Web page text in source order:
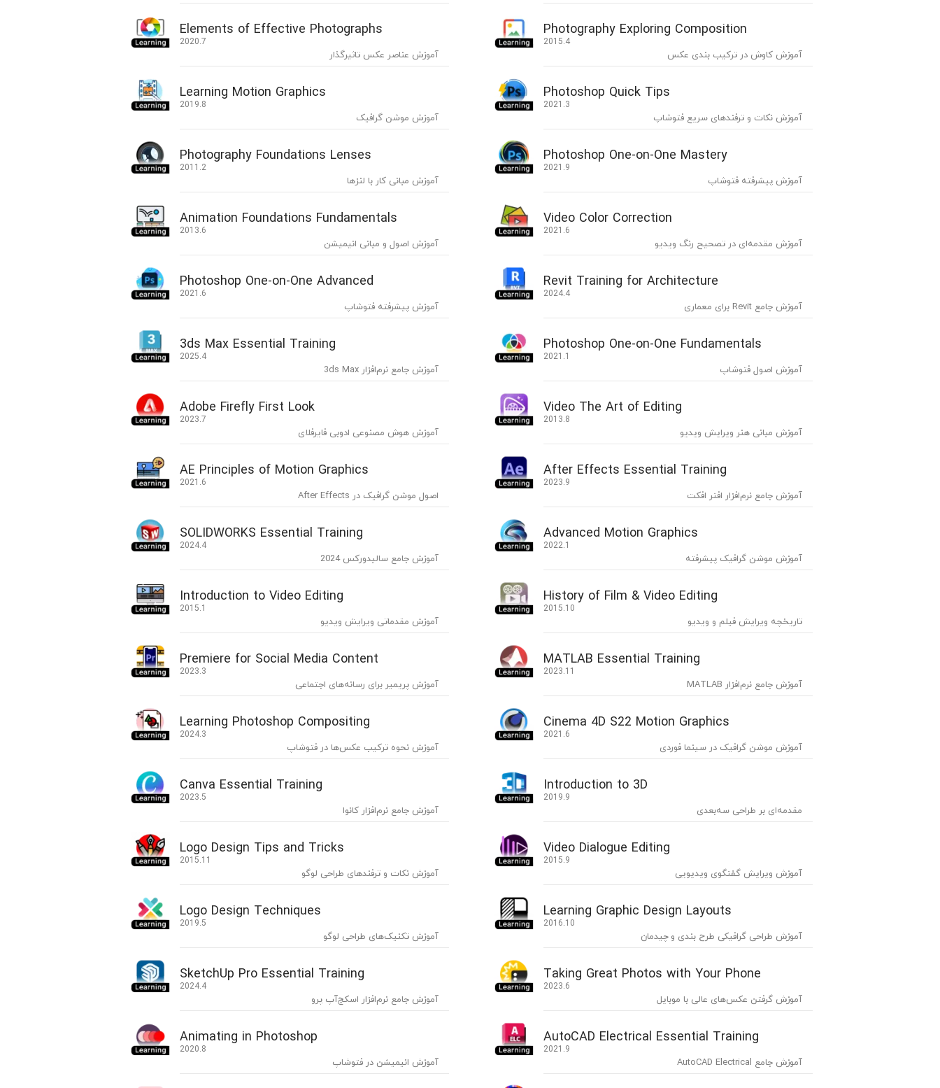
Elements of Effective Photographs
2020.7
آموزش عناصر عکس تاثیرگذار
Photography Exploring Composition
2015.4
آموزش کاوش در ترکیب بندی عکس
Learning Motion Graphics
2019.8
آموزش موشن گرافیک
Photoshop Quick Tips
2021.3
آموزش نکات و ترفندهای سریع فتوشاپ
Photography Foundations Lenses
2011.2
آموزش مبانی کار با لنزها
Photoshop One-on-One Mastery
2021.9
آموزش پیشرفته فتوشاپ
Animation Foundations Fundamentals
2013.6
آموزش اصول و مبانی انیمیشن
Video Color Correction
2021.6
آموزش مقدمه‌ای در تصحیح رنگ ویدیو
Photoshop One-on-One Advanced
2021.6
آموزش پیشرفته فتوشاپ
Revit Training for Architecture
2024.4
آموزش جامع Revit برای معماری
3ds Max Essential Training
2025.4
آموزش جامع نرم‌افزار 3ds Max
Photoshop One-on-One Fundamentals
2021.1
آموزش اصول فتوشاپ
Adobe Firefly First Look
2023.7
آموزش هوش مصنوعی ادوبی فایرفلای
Video The Art of Editing
2013.8
آموزش مبانی هنر ویرایش ویدیو
AE Principles of Motion Graphics
2021.6
اصول موشن گرافیک در After Effects
After Effects Essential Training
2023.9
آموزش جامع نرم‌افزار افتر افکت
SOLIDWORKS Essential Training
2024.4
آموزش جامع سالیدورکس 2024
Advanced Motion Graphics
2022.1
آموزش موشن گرافیک پیشرفته
Introduction to Video Editing
2015.1
آموزش مقدماتی ویرایش ویدیو
History of Film & Video Editing
2015.10
تاریخچه ویرایش فیلم و ویدیو
Premiere for Social Media Content
2023.3
آموزش پریمیر برای رسانه‌های اجتماعی
MATLAB Essential Training
2023.11
آموزش جامع نرم‌افزار MATLAB
Learning Photoshop Compositing
2024.3
آموزش نحوه ترکیب عکس‌ها در فتوشاپ
Cinema 4D S22 Motion Graphics
2021.6
آموزش موشن گرافیک در سینما فوردی
Canva Essential Training
2023.5
آموزش جامع نرم‌افزار کانوا
Introduction to 3D
2019.9
مقدمه‌ای بر طراحی سه‌بعدی
Logo Design Tips and Tricks
2015.11
آموزش نکات و ترفندهای طراحی لوگو
Video Dialogue Editing
2015.9
آموزش ویرایش گفتگوی ویدیویی
Logo Design Techniques
2019.5
آموزش تکنیک‌های طراحی لوگو
Learning Graphic Design Layouts
2016.10
آموزش طراحی گرافیکی طرح بندی و چیدمان
SketchUp Pro Essential Training
2024.4
آموزش جامع نرم‌افزار اسکچ‌آپ پرو
Taking Great Photos with Your Phone
2023.6
آموزش گرفتن عکس‌های عالی با موبایل
Animating in Photoshop
2020.8
آموزش انیمیشن در فتوشاپ
AutoCAD Electrical Essential Training
2021.9
آموزش جامع AutoCAD Electrical